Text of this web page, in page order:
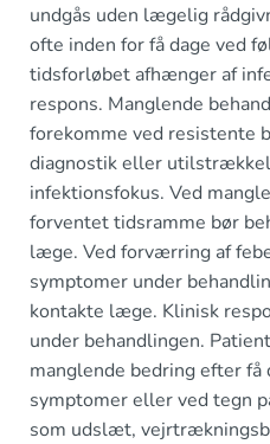
undgås uden lægelig
ofte inden for få dage ved
tidsforløbet afhænger af
respons. Manglende
forekomme ved resistente
diagnostik eller
infektionsfokus. Ved
forventet tidsramme bør
læge. Ved forværring af
symptomer under
kontakte læge. Klinisk
under behandlingen.
manglende bedring efter
symptomer eller ved tegn
som udslæt,